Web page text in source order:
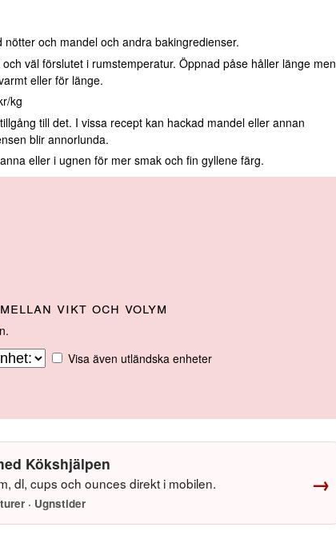
nötter och mandel och andra bakingredienser.
väl förslutet i rumstemperatur. Öppnad påse håller länge men
eller för länge.
kg
till det. I vissa recept kan hackad mandel eller annan
blir annorlunda.
eller i ugnen för mer smak och fin gyllene färg.
vikt och volym
Visa även utländska enheter
Kökshjälpen
dl, cups och ounces direkt i mobilen.
· Ugnstider
→